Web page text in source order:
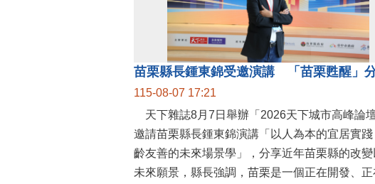
115-08-07 17:21
天下雜誌8月7日舉辦「2026天下城市高峰論壇
邀請苗栗縣長鍾東錦演講「以人為本的宜居實踐
齡友善的未來場景學」，分享近年苗栗縣的改變
未來願景，縣長強調，苗栗是一個正在開發、正